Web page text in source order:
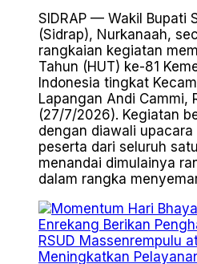
SIDRAP — Wakil Bupati
(Sidrap), Nurkanaah,
rangkaian kegiatan
Tahun (HUT) ke-81
Indonesia tingkat
Lapangan Andi Cammi,
(27/7/2026). Kegiatan
dengan diawali
peserta dari seluruh
menandai dimulainya
dalam rangka